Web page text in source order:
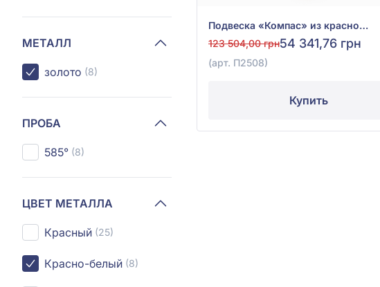
МЕТАЛЛ
золото (8)
ПРОБА
585° (8)
ЦВЕТ МЕТАЛЛА
Красный (25)
Красно-белый (8)
Подвеска «Компас» из красно-белого золота 585° с чёрными фианитами и эмалью, арт. П2508
123 504,00 грн54 341,76 грн
(арт. П2508)
Купить